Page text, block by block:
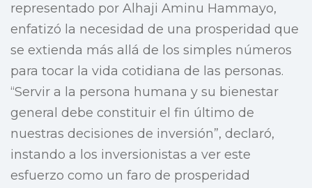
representado por Alhaji Aminu Hammayo,
enfatizó la necesidad de una prosperidad que
se extienda más allá de los simples números
para tocar la vida cotidiana de las personas.
“Servir a la persona humana y su bienestar
general debe constituir el fin último de
nuestras decisiones de inversión”, declaró,
instando a los inversionistas a ver este
esfuerzo como un faro de prosperidad